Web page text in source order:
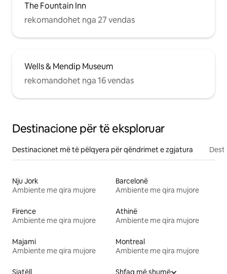
The Fountain Inn
rekomandohet nga 27 vendas
Wells & Mendip Museum
rekomandohet nga 16 vendas
Destinacione për të eksploruar
Destinacionet më të pëlqyera për qëndrimet e zgjatura
Nju Jork
Ambiente me qira mujore
Barcelonë
Ambiente me qira mujore
Firence
Ambiente me qira mujore
Athinë
Ambiente me qira mujore
Majami
Ambiente me qira mujore
Montreal
Ambiente me qira mujore
Siatëll Shfaq më shumë